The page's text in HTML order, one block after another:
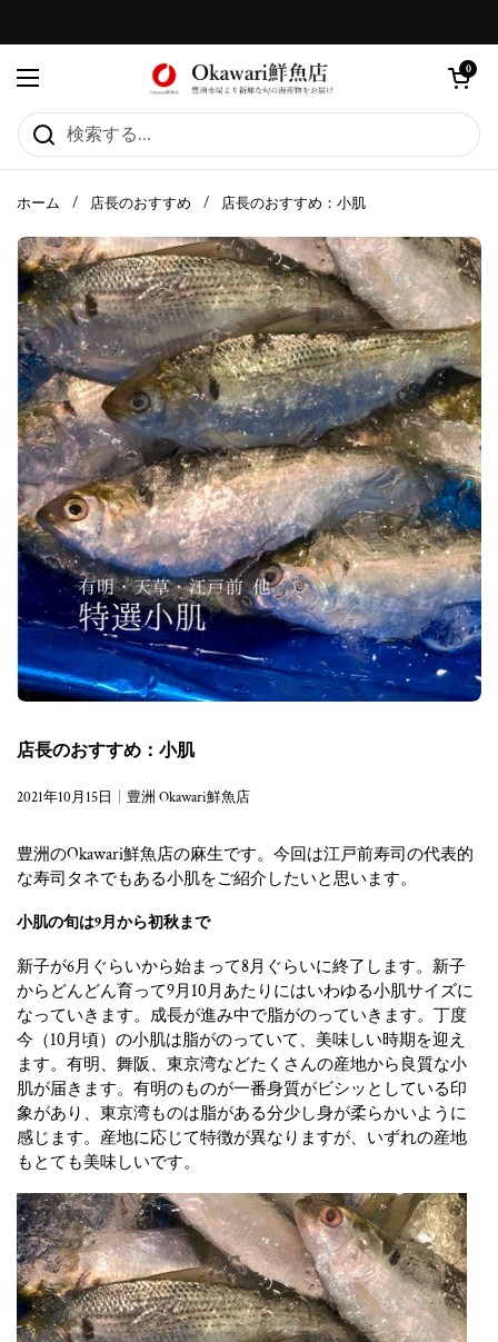
メニューを開く
カートを
0
ホーム / 店長のおすすめ / 店長のおすすめ：小肌
店長のおすすめ：小肌
2021年10月15日 豊洲 Okawari鮮魚店
豊洲のOkawari鮮魚店の麻生です。今回は江戸前寿司の代表的
な寿司タネでもある小肌をご紹介したいと思います。
小肌の旬は9月から初秋まで
新子が6月ぐらいから始まって8月ぐらいに終了します。新子
からどんどん育って9月10月あたりにはいわゆる小肌サイズに
なっていきます。成長が進み中で脂がのっていきます。丁度
今（10月頃）の小肌は脂がのっていて、美味しい時期を迎え
ます。有明、舞阪、東京湾などたくさんの産地から良質な小
肌が届きます。有明のものが一番身質がビシッとしている印
象があり、東京湾ものは脂がある分少し身が柔らかいように
感じます。産地に応じて特徴が異なりますが、いずれの産地
もとても美味しいです。